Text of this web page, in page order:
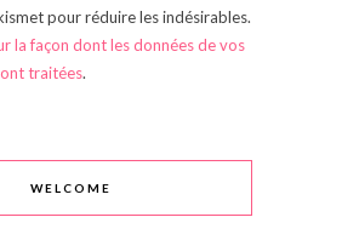
pour réduire les indésirables.
la façon dont les données de vos
traitées.
WELCOME